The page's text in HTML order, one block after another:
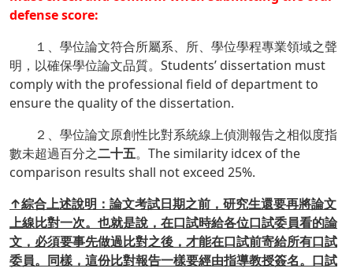
defense score:
１、學位論文符合所屬系、所、學位學程專業領域之聲
明，以確保學位論文品質。Students’ dissertation must
comply with the professional field of department to
ensure the quality of the dissertation.
２、學位論文原創性比對系統線上偵測報告之相似度指
數未超過百分之二十五。The similarity idcex of the
comparison results shall not exceed 25%.
↑綜合上述說明：論文考試日期之前，研究生還要再將論文
上線比對一次。也就是說，在口試時給各位口試委員看的論
文，必須要事先做過比對之後，才能在口試前寄給所有口試
委員。同樣，這份比對報告一樣要經由指導教授簽名。口試